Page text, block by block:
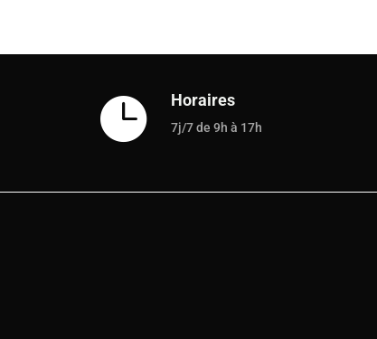
 Horaires
7j/7 de 9h à 17h